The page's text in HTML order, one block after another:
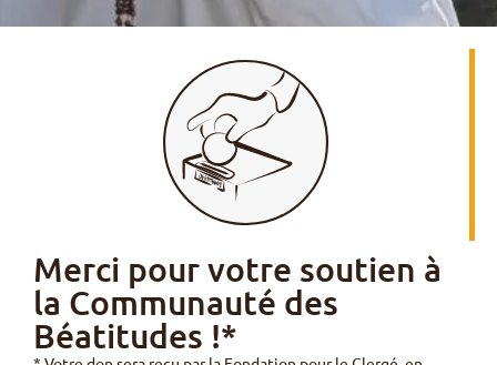
Merci pour votre soutien à
la Communauté des
Béatitudes !*